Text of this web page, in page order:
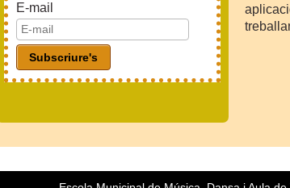
E-mail